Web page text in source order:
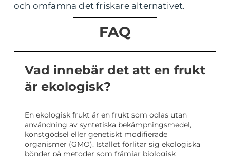
och omfamna det friskare alternativet.
FAQ
Vad innebär det att en frukt
är ekologisk?
En ekologisk frukt är en frukt som odlas utan
användning av syntetiska bekämpningsmedel,
konstgödsel eller genetiskt modifierade
organismer (GMO). Istället förlitar sig ekologiska
bönder på metoder som främjar biologisk